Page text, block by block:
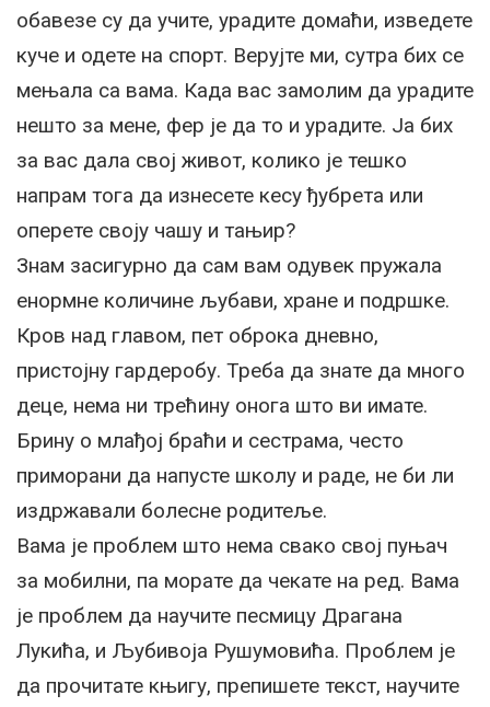
обавезе су да учите, урадите домаћи, изведете
куче и одете на спорт. Верујте ми, сутра бих се
мењала са вама. Када вас замолим да урадите
нешто за мене, фер је да то и урадите. Ја бих
за вас дала свој живот, колико је тешко
напрам тога да изнесете кесу ђубрета или
оперете своју чашу и тањир?
Знам засигурно да сам вам одувек пружала
енормне количине љубави, хране и подршке.
Кров над главом, пет оброка дневно,
пристојну гардеробу. Треба да знате да много
деце, нема ни трећину онога што ви имате.
Брину о млађој браћи и сестрама, често
приморани да напусте школу и раде, не би ли
издржавали болесне родитеље.
Вама је проблем што нема свако свој пуњач
за мобилни, па морате да чекате на ред. Вама
је проблем да научите песмицу Драгана
Лукића, и Љубивоја Рушумовића. Проблем је
да прочитате књигу, препишете текст, научите